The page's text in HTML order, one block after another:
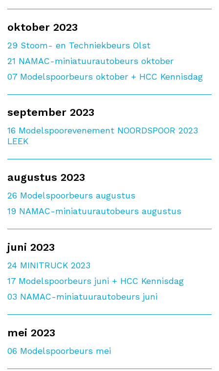
oktober 2023
29 Stoom- en Techniekbeurs Olst
21 NAMAC-miniatuurautobeurs oktober
07 Modelspoorbeurs oktober + HCC Kennisdag
september 2023
16 Modelspoorevenement NOORDSPOOR 2023
LEEK
augustus 2023
26 Modelspoorbeurs augustus
19 NAMAC-miniatuurautobeurs augustus
juni 2023
24 MINITRUCK 2023
17 Modelspoorbeurs juni + HCC Kennisdag
03 NAMAC-miniatuurautobeurs juni
mei 2023
06 Modelspoorbeurs mei